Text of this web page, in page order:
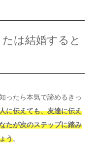
は結婚すると
ったら本気で諦めるきっ
に伝えても、友達に伝え
たが次のステップに踏み
う。